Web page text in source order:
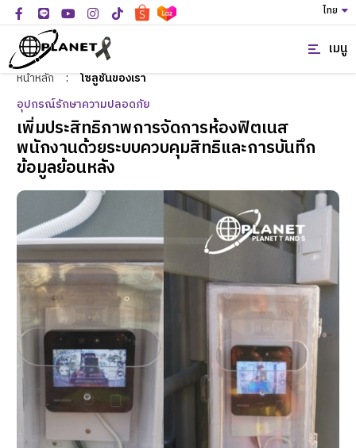
ไทย
เมนู
หน้าหลัก :
โซลูชั่นของเรา
อุปกรณ์รักษาความปลอดภัย
เพิ่มประสิทธิภาพการจัดการห้องฟิตเนส
พนักงานด้วยระบบควบคุมสิทธิและการบันทึก
ข้อมูลย้อนหลัง